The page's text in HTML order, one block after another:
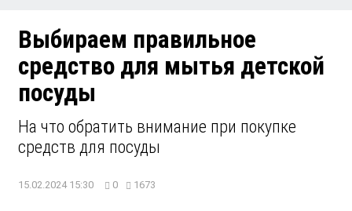
Выбираем правильное
средство для мытья детской
посуды
На что обратить внимание при покупке
средств для посуды
15.02.2024 15:30 0 1673